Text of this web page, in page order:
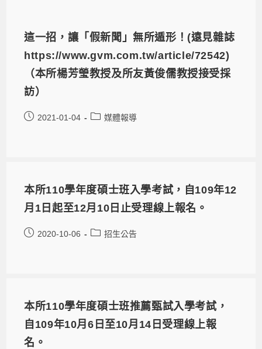
這一招，讓「假新聞」無所遁形！(遠見雜誌
https://www.gvm.com.tw/article/72542)
（本所楊芳瑩教授及所友黃俊儒教授接受採
訪）
2021-01-04 媒體報導
本所110學年度碩士班入學考試，自109年12
月1日起至12月10日止受理線上報名。
2020-10-06 招生公告
本所110學年度碩士班推薦甄試入學考試，
自109年10月6日至10月14日受理線上報
名。